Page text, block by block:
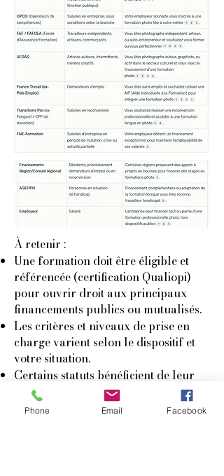
À retenir :
Une formation doit être éligible et
référencée (certification Qualiopi)
pour ouvrir droit aux principaux
financements publics ou mutualisés.
Les critères et niveaux de prise en
charge varient selon le dispositif et
votre situation.
Certains statuts bénéficient de leur
propre fonds (FAFCEA pour
artisans, AFDAS pour auteurs, etc.).
Phone Email Facebook